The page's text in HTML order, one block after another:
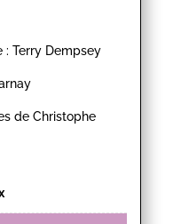
: Terry Dempsey
de Christophe